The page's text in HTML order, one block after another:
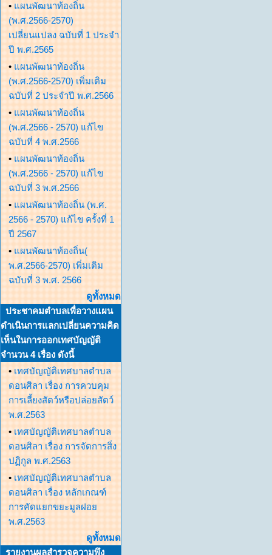
• แผนพัฒนาท้องถิ่น
(พ.ศ.2566-2570)
เปลี่ยนแปลง ฉบับที่ 1 ประจำ
ปี พ.ศ.2565
• แผนพัฒนาท้องถิ่น
(พ.ศ.2566-2570) เพิ่มเติม
ฉบับที่ 2 ประจำปี พ.ศ.2566
• แผนพัฒนาท้องถิ่น
(พ.ศ.2566 - 2570) แก้ไข
ฉบับที่ 4 พ.ศ.2566
• แผนพัฒนาท้องถิ่น
(พ.ศ.2566 - 2570) แก้ไข
ฉบับที่ 3 พ.ศ.2566
• แผนพัฒนาท้องถิ่น (พ.ศ.
2566 - 2570) แก้ไข ครั้งที่ 1
ปี 2567
• แผนพัฒนาท้องถิ่น(
พ.ศ.2566-2570) เพิ่มเติม
ฉบับที่ 3 พ.ศ. 2566
ดูทั้งหมด
ประชาคมตำบลเพื่อวางแผน
ดำเนินการแลกเปลี่ยนความคิด
เห็นในการออกเทศบัญญัติ
จำนวน 4 เรื่อง ดังนี้
• เทศบัญญัติเทศบาลตำบล
ดอนศิลา เรื่อง การควบคุม
การเลี้ยงสัตว์หรือปล่อยสัตว์
พ.ศ.2563
• เทศบัญญัติเทศบาลตำบล
ดอนศิลา เรื่อง การจัดการสิ่ง
ปฏิกูล พ.ศ.2563
• เทศบัญญัติเทศบาลตำบล
ดอนศิลา เรื่อง หลักเกณฑ์
การคัดแยกขยะมูลฝอย
พ.ศ.2563
ดูทั้งหมด
รายงานผลสำรวจความพึง